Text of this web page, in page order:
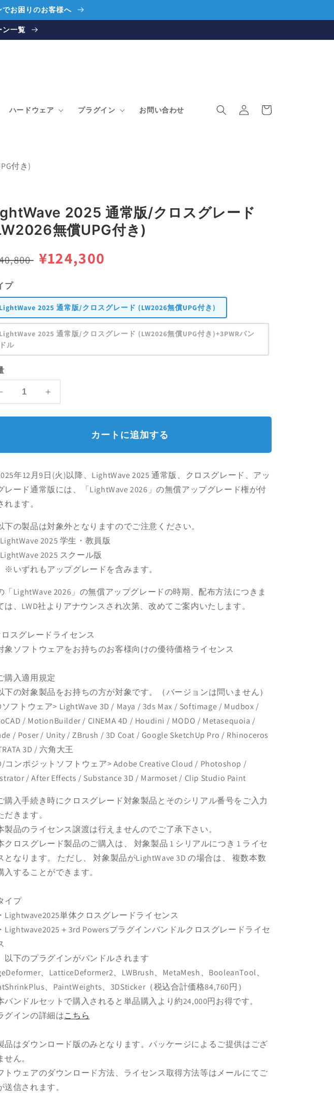
お困りのお客様へ
ン一覧
ハードウェア プラグイン お問い合わせ
イ
ー
付き)
2025 通常版/クロスグレード
無償UPG付き)
セ
ル
価
格
¥124,300
プ
LightWave 2025 通常版/クロスグレード (LW2026無償UPG付き)
LightWave 2025 通常版/クロスグレード (LW2026無償UPG付き)+3PWRバン
ドル
LightWave
2025
通
ク
ス
グ
レ
ド
(LW2026
無
償
UPG
付
の
量
を
ら
す
LightWave
2025
通
ク
ス
グ
ド
(LW2026
無
償
UPG
付
の
量
を
や
す
カートに追加する
年12月9日(火)以降、LightWave 2025 通常版、クロスグレード、アッ
レード通常版には、「LightWave 2026」の無償アップグレード権が付
れます。
の製品は対象外となりますのでご注意ください。
LightWave 2025 学生・教員版
LightWave 2025 スクール版
ずれもアップグレードを含みます。
「LightWave 2026」の無償アップグレードの時期、配布方法につきま
は、LWD社よりアナウンスされ次第、改めてご案内いたします。
スグレードライセンス
ソフトウェアをお持ちのお客様向けの優待価格ライセンス
入適用規定
下の対象製品をお持ちの方が対象です。（バージョンは問いません）
ソフトウェア> LightWave 3D / Maya / 3ds Max / Softimage / Mudbox /
/ MotionBuilder / CINEMA 4D / Houdini / MODO / Metasequoia /
/ Poser / Unity / ZBrush / 3D Coat / Google SketchUp Pro / Rhinoceros
3D / 六角大王
コンポジットソフトウェア> Adobe Creative Cloud / Photoshop /
/ After Effects / Substance 3D / Marmoset / Clip Studio Paint
購入手続き時にクロスグレード対象製品とそのシリアル番号をご入力
だきます。
品のライセンス譲渡は行えませんのでご了承下さい。
ロスグレード製品のご購入は、 対象製品 1 シリアルにつき 1 ライセ
となります。 ただし、 対象製品がLightWave 3D の場合は、 複数本数
入することができます。
イプ
単体クロスグレードライセンス
＋3rd Powersプラグインバンドルクロスグレードライセ
下のプラグインがバンドルされます
、LatticeDeformer2、LWBrush、MetaMesh、BooleanTool、
、PaintWeights、3DSticker（税込合計価格84,760円）
ンドルセットで購入されると単品購入より約24,000円お得です。
グインの詳細はこちら
品はダウンロード版のみとなります。パッケージによるご提供はござ
せん。
トウェアのダウンロード方法、ライセンス取得方法等はメールにてご
送信されます。